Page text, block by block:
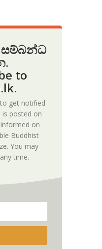
to
get notified
posted on
on
Buddhist
You may
time.